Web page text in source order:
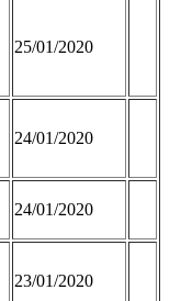
25/01/2020
24/01/2020
24/01/2020
23/01/2020